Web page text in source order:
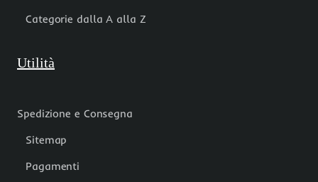
Categorie dalla A alla Z
Utilità
Spedizione e Consegna
Sitemap
Pagamenti